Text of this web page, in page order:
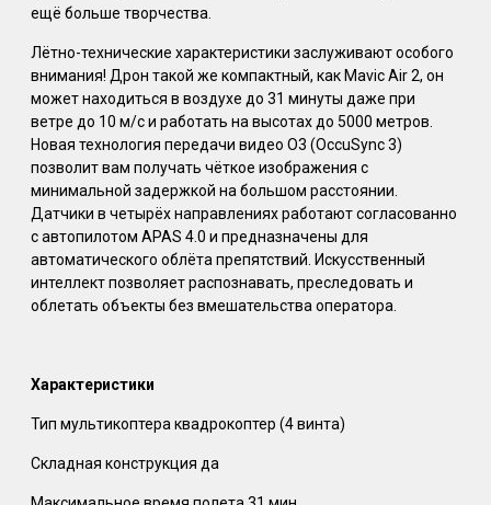
ещё больше творчества.
Лётно-технические характеристики заслуживают особого
внимания! Дрон такой же компактный, как Mavic Air 2, он
может находиться в воздухе до 31 минуты даже при
ветре до 10 м/с и работать на высотах до 5000 метров.
Новая технология передачи видео O3 (OccuSync 3)
позволит вам получать чёткое изображения с
минимальной задержкой на большом расстоянии.
Датчики в четырёх направлениях работают согласованно
с автопилотом APAS 4.0 и предназначены для
автоматического облёта препятствий. Искусственный
интеллект позволяет распознавать, преследовать и
облетать объекты без вмешательства оператора.
Характеристики
Тип мультикоптера квадрокоптер (4 винта)
Складная конструкция да